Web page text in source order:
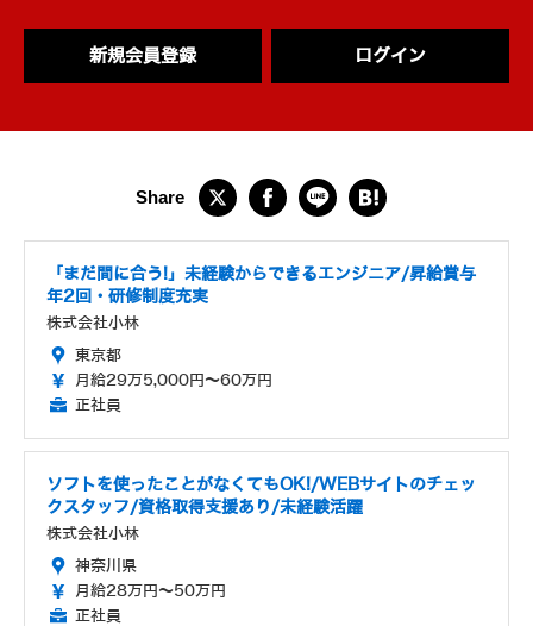
新規会員登録 ログイン
「まだ間に合う!」未経験からできるエンジニア/昇給賞与
年2回・研修制度充実
株式会社小林
東京都
月給29万5,000円～60万円
正社員
ソフトを使ったことがなくてもOK!/WEBサイトのチェッ
クスタッフ/資格取得支援あり/未経験活躍
株式会社小林
神奈川県
月給28万円～50万円
正社員